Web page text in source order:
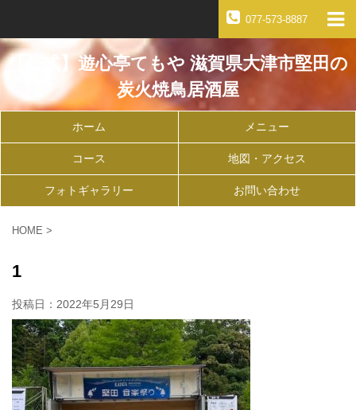
077-573-8887
【公式】遊心亭てもや 滋賀県大津市堅田の
炭火焼鳥居酒屋
ホーム メニュー
コース 地図・アクセス
フォトギャラリー お問い合わせ
HOME >
1
投稿日： 2022年5月29日